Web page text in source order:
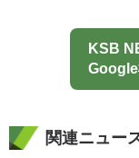
KSB
Google
関連ニュー